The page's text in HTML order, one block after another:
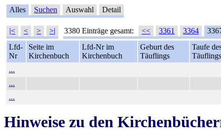
Alles Suchen Auswahl Detail
|< < > >| 3380 Einträge gesamt: << 3361 3364
Lfd-
Nr
Seite im
Kirchenbuch
Lfd-Nr im
Kirchenbuch
Geburt des
Täuflings
Taufe
Täuflings
...
...
...
Hinweise zu den